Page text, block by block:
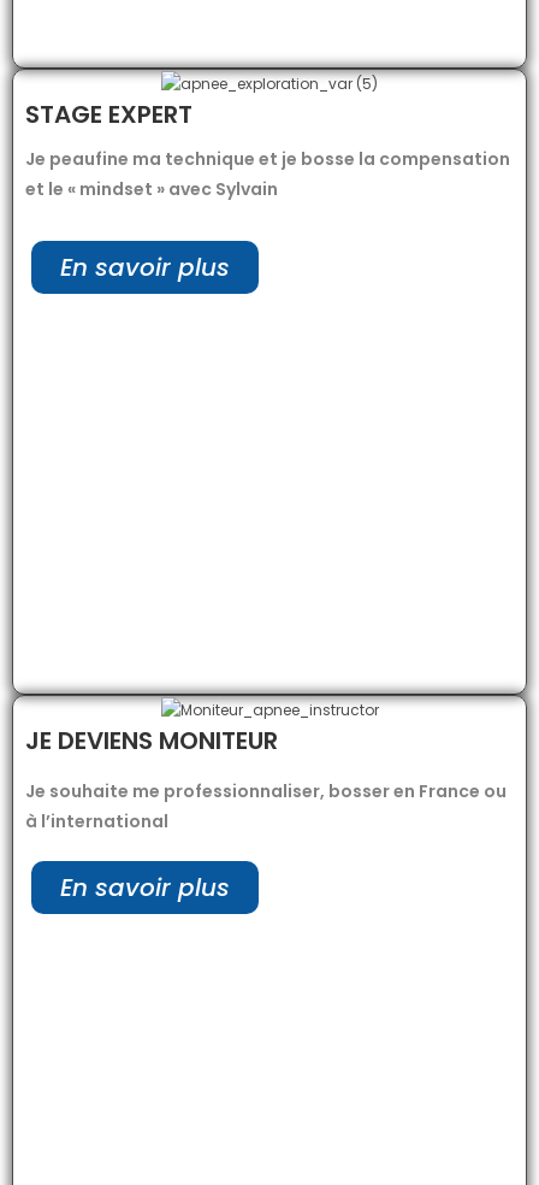
STAGE EXPERT
Je peaufine ma technique et je bosse la compensation
et le « mindset » avec Sylvain
En savoir plus
JE DEVIENS MONITEUR
Je souhaite me professionnaliser, bosser en France ou
à l’international
En savoir plus